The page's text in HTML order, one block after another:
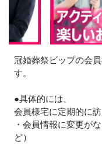
冠婚葬祭ビップの会
す。
●具体的には、
会員様宅に定期的に訪
・会員情報に変更が
ど）